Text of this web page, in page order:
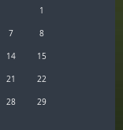
1
7 8
14 15
21 22
28 29